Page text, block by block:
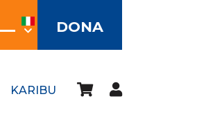
DONA
KARIBU